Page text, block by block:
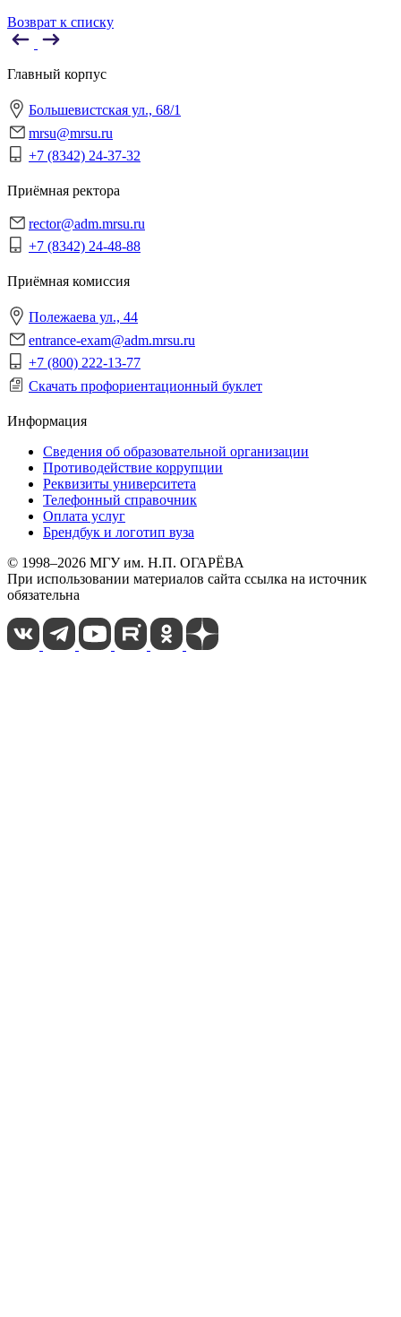
Возврат к списку
Главный корпус
Большевистская ул., 68/1
mrsu@mrsu.ru
+7 (8342) 24-37-32
Приёмная ректора
rector@adm.mrsu.ru
+7 (8342) 24-48-88
Приёмная комиссия
Полежаева ул., 44
entrance-exam@adm.mrsu.ru
+7 (800) 222-13-77
Скачать профориентационный буклет
Информация
Сведения об образовательной организации
Противодействие коррупции
Реквизиты университета
Телефонный справочник
Оплата услуг
Брендбук и логотип вуза
© 1998–2026 МГУ им. Н.П. ОГАРЁВА
При использовании материалов сайта ссылка на источник
обязательна